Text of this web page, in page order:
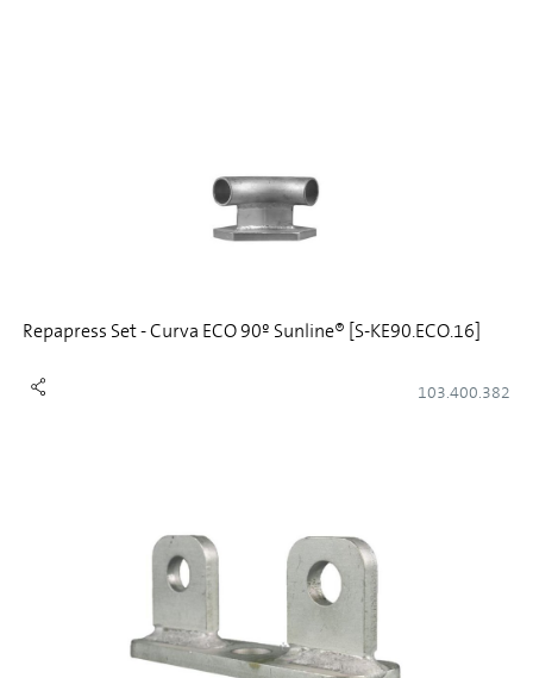
Repapress Set - Curva ECO 90º Sunline® [S-KE90.ECO.16]
103.400.382